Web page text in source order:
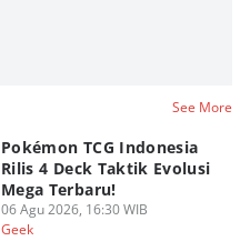
See More
Pokémon TCG Indonesia
Rilis 4 Deck Taktik Evolusi
Mega Terbaru!
06 Agu 2026, 16:30 WIB
Geek